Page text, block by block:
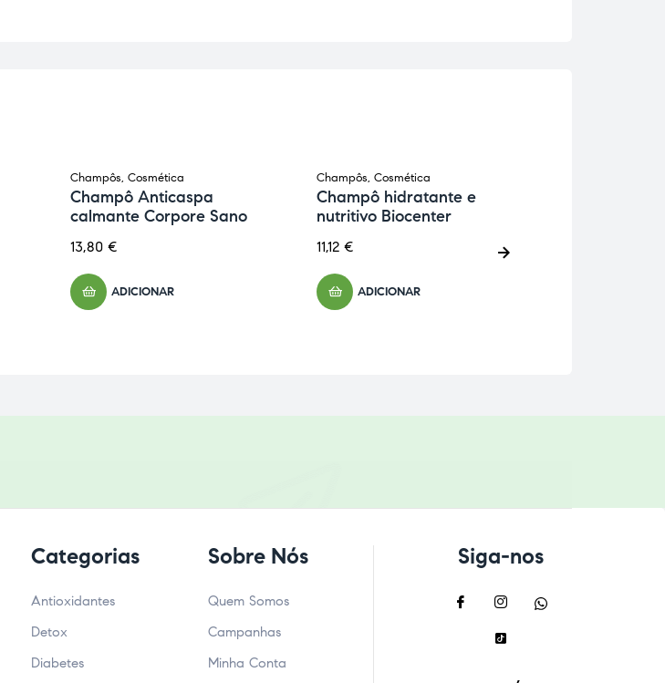
Champôs, Cosmética
Champô Anticaspa
calmante Corpore Sano
13,80 €
ADICIONAR
Champôs, Cosmética
Champô hidratante e
nutritivo Biocenter
11,12 €
ADICIONAR
Categorias
Antioxidantes
Detox
Diabetes
Sobre Nós
Quem Somos
Campanhas
Minha Conta
Siga-nos